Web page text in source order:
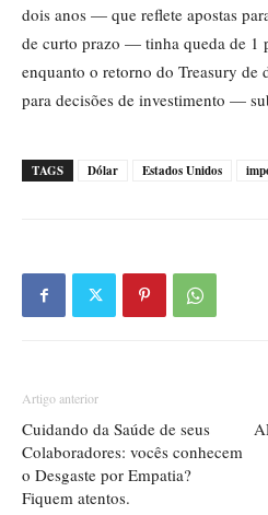
dois anos — que reflete apostas
de curto prazo — tinha queda de 1
enquanto o retorno do Treasury de
para decisões de investimento —
TAGS Dólar Estados Unidos
Artigo anterior
Cuidando da Saúde de seus
Colaboradores: vocês conhecem
o Desgaste por Empatia?
Fiquem atentos.